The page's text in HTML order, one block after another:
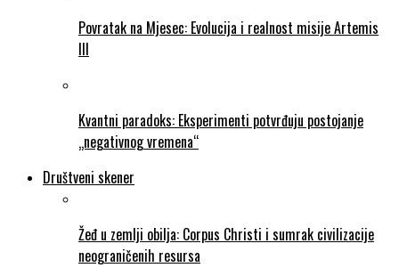
Povratak na Mjesec: Evolucija i realnost misije Artemis
III
Kvantni paradoks: Eksperimenti potvrđuju postojanje
„negativnog vremena“
Društveni skener
Žeđ u zemlji obilja: Corpus Christi i sumrak civilizacije
neograničenih resursa